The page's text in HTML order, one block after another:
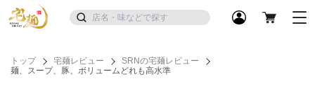
トップ 宅麺レビュー
SRNの宅麺レビュー
麺、スープ、豚、ボリュームどれも高水準